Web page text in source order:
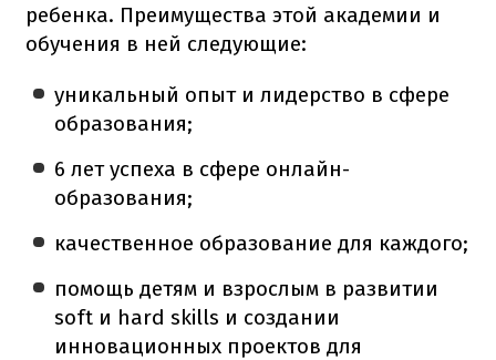
ребенка. Преимущества этой академии и
обучения в ней следующие:
уникальный опыт и лидерство в сфере
образования;
6 лет успеха в сфере онлайн-
образования;
качественное образование для каждого;
помощь детям и взрослым в развитии
soft и hard skills и создании
инновационных проектов для